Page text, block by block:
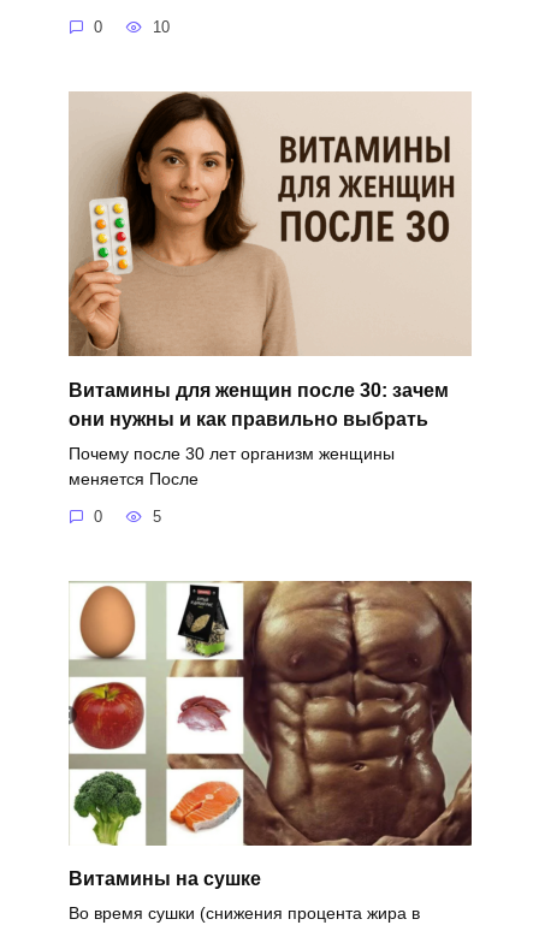
0 10
Витамины для женщин после 30: зачем
они нужны и как правильно выбрать
Почему после 30 лет организм женщины
меняется После
0 5
Витамины на сушке
Во время сушки (снижения процента жира в